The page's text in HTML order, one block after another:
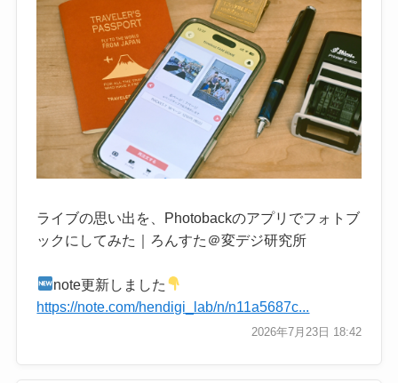
ライブの思い出を、Photobackのアプリでフォトブ
ックにしてみた｜ろんすた＠変デジ研究所
note更新しました
https://note.com/hendigi_lab/n/n11a5687c...
2026年7月23日 18:42